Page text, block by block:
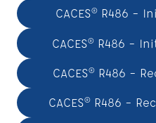
CACES® R486 –
CACES® R486 –
CACES® R486 –
CACES® R486 –